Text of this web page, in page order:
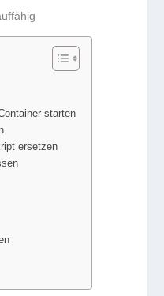
starten
ersetzen